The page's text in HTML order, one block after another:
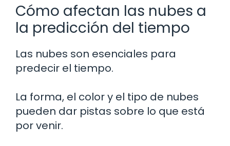
Cómo afectan las nubes a
la predicción del tiempo
Las nubes son esenciales para
predecir el tiempo.
La forma, el color y el tipo de nubes
pueden dar pistas sobre lo que está
por venir.